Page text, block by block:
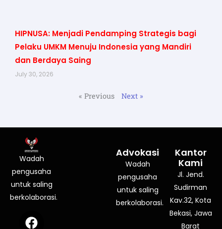
HIPNUSA: Menjadi Pendamping Strategis bagi
Pelaku UMKM Menuju Indonesia yang Mandiri
dan Berdaya Saing
July 30, 2026
« Previous Next »
Wadah
pengusaha
untuk saling
berkolaborasi.
F
I
Y
Advokasi
Wadah
pengusaha
untuk saling
berkolaborasi.
Kantor
Kami
Jl. Jend.
Sudirman
Kav.32, Kota
Bekasi, Jawa
Barat